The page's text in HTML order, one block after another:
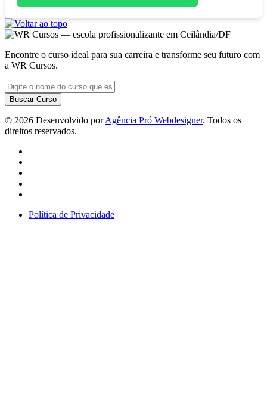
Encontre o curso ideal para sua carreira e transforme seu futuro com
a WR Cursos.
Buscar Curso
© 2026 Desenvolvido porAgência Pró Webdesigner. Todos os
direitos reservados.
Política de Privacidade